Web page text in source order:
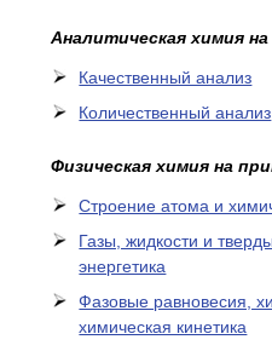
Аналитическая химия
Качественный анализ
Количественный анализ
Физическая химия на
Cтроение атома и
Газы, жидкости и
энергетика
Фазовые равновесия,
химическая кинетика